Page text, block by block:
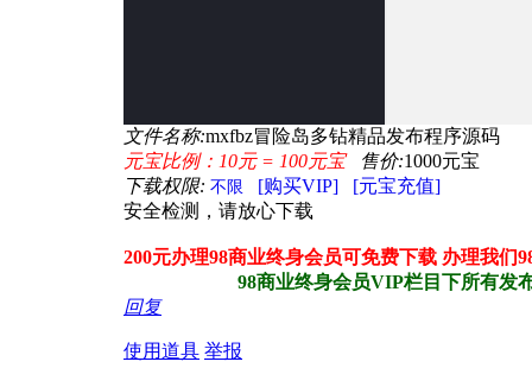
文件名称:mxfbz冒险岛多钻精品发布程序源码
元宝比例：10元 = 100元宝
售价:1000元宝
下载权限: 不限 [购买VIP]
[元宝充值]
安全检测，请放心下载
200元办理98商业终身会员可免费下载 办理我们
98商业终身会员VIP栏目下所有发布站
回复
使用道具 举报